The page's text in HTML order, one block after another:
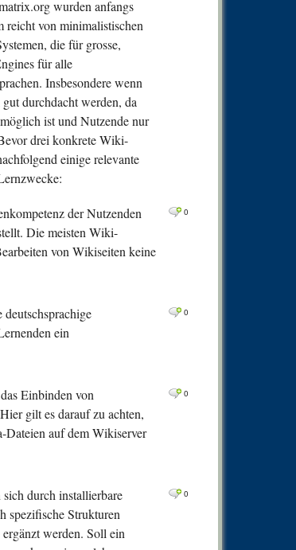
wurden anfangs
reicht von minimalistischen
die für grosse,
für alle
Insbesondere wenn
durchdacht werden, da
ist und Nutzende nur
drei konkrete Wiki-
einige relevante
0
der Nutzenden
Die meisten Wiki-
von Wikiseiten keine
0
ein
0
Einbinden von
gilt es darauf zu achten,
auf dem Wikiserver
0
durch installierbare
spezifische Strukturen
werden. Soll ein